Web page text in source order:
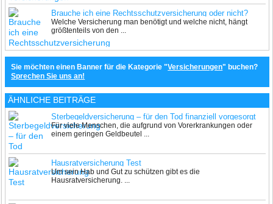
Brauche ich eine Rechtsschutzversicherung oder nicht?
Welche Versicherung man benötigt und welche nicht, hängt
größtenteils von den ...
Sie möchten einen Banner für die Kategorie "Versicherungen" buchen?
Sprechen Sie uns an!
ÄHNLICHE BEITRÄGE
Sterbegeldversicherung – für den Tod finanziell vorgesorgt
Für viele Menschen, die aufgrund von Vorerkrankungen oder
einem geringen Geldbeutel ...
Hausratversicherung Test
Um sein Hab und Gut zu schützen gibt es die
Hausratversicherung. ...